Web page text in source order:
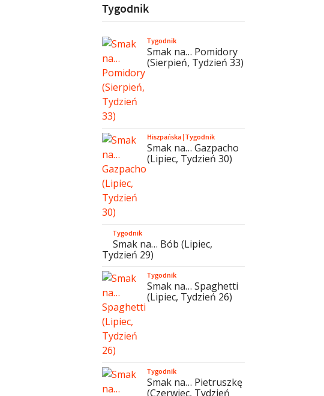
Tygodnik
Tygodnik
Smak na… Pomidory
(Sierpień, Tydzień 33)
Hiszpańska|Tygodnik
Smak na… Gazpacho
(Lipiec, Tydzień 30)
Tygodnik
Smak na… Bób (Lipiec,
Tydzień 29)
Tygodnik
Smak na… Spaghetti
(Lipiec, Tydzień 26)
Tygodnik
Smak na… Pietruszkę
(Czerwiec, Tydzień